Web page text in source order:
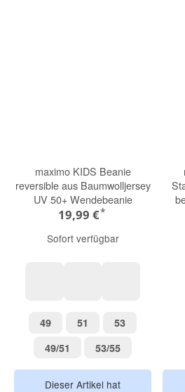
maximo KIDS Beanie
reversible aus Baumwolljersey
UV 50+ Wendebeanie
19,99 €*
Sofort verfügbar
4949 51 5353
49/51
53/5553/55
Dieser Artikel hat